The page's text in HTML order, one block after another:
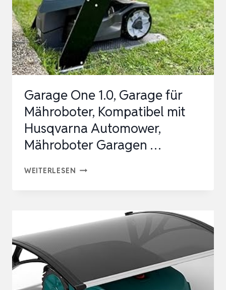
METAL
HALTER
ZUBEHÖR
FÜR
MÄHRO…
Garage One 1.0, Garage für
Mähroboter, Kompatibel mit
Husqvarna Automower,
Mähroboter Garagen …
WEITERLESEN GARAGE
FÜR
MÄHROBOTER,